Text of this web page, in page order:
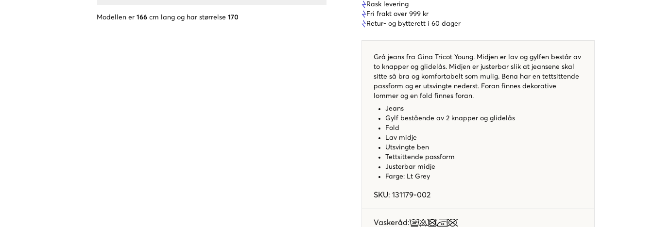
Modellen er 166 cm lang og har størrelse 170
Rask levering
Fri frakt over 999 kr
Retur- og bytterett i 60 dager
Grå jeans fra Gina Tricot Young. Midjen er lav og gylfen består av
to knapper og glidelås. Midjen er justerbar slik at jeansene skal
sitte så bra og komfortabelt som mulig. Bena har en tettsittende
passform og er utsvingte nederst. Foran finnes dekorative
lommer og en fold finnes foran.
Jeans
Gylf bestående av 2 knapper og glidelås
Fold
Lav midje
Utsvingte ben
Tettsittende passform
Justerbar midje
Farge: Lt Grey
SKU: 131179-002
Vaskeråd: